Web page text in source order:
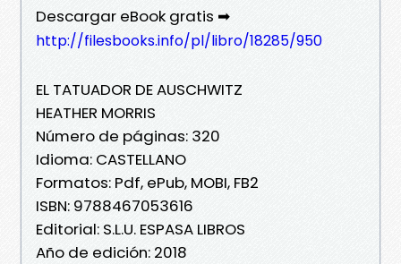
Descargar eBook gratis ➡
http://filesbooks.info/pl/libro/18285/950
EL TATUADOR DE AUSCHWITZ
HEATHER MORRIS
Número de páginas: 320
Idioma: CASTELLANO
Formatos: Pdf, ePub, MOBI, FB2
ISBN: 9788467053616
Editorial: S.L.U. ESPASA LIBROS
Año de edición: 2018